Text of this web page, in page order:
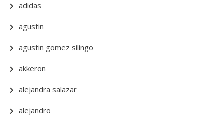
adidas
agustin
agustin gomez silingo
akkeron
alejandra salazar
alejandro